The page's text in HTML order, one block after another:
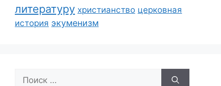
литературу христианство церковная
история экуменизм